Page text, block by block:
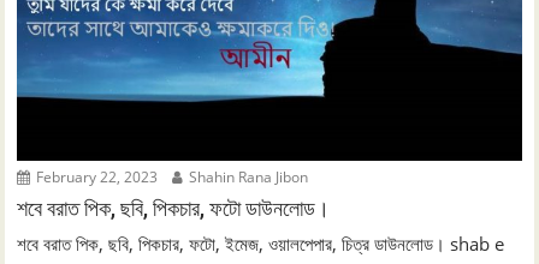
February 22, 2023 Shahin Rana Jibon
শবে বরাত পিক, ছবি, পিকচার, ফটো ডাউনলোড।
শবে বরাত পিক, ছবি, পিকচার, ফটো, ইমেজ, ওয়ালপেপার, চিত্র ডাউনলোড। shab e